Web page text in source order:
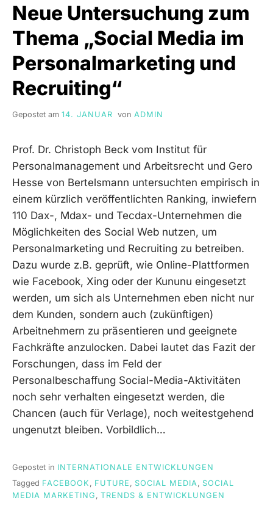
IN
DEUTSCHLAND
Neue Untersuchung zum
Thema „Social Media im
Personalmarketing und
Recruiting“
Gepostet am 14. JANUAR von ADMIN
Prof. Dr. Christoph Beck vom Institut für
Personalmanagement und Arbeitsrecht und Gero
Hesse von Bertelsmann untersuchten empirisch in
einem kürzlich veröffentlichten Ranking, inwiefern
110 Dax-, Mdax- und Tecdax-Unternehmen die
Möglichkeiten des Social Web nutzen, um
Personalmarketing und Recruiting zu betreiben.
Dazu wurde z.B. geprüft, wie Online-Plattformen
wie Facebook, Xing oder der Kununu eingesetzt
werden, um sich als Unternehmen eben nicht nur
dem Kunden, sondern auch (zukünftigen)
Arbeitnehmern zu präsentieren und geeignete
Fachkräfte anzulocken. Dabei lautet das Fazit der
Forschungen, dass im Feld der
Personalbeschaffung Social-Media-Aktivitäten
noch sehr verhalten eingesetzt werden, die
Chancen (auch für Verlage), noch weitestgehend
ungenutzt bleiben. Vorbildlich…
Gepostet in INTERNATIONALE ENTWICKLUNGEN
Tagged FACEBOOK , FUTURE , SOCIAL MEDIA, SOCIAL
MEDIA MARKETING , TRENDS & ENTWICKLUNGEN